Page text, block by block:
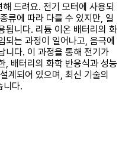
드려요. 전기 모터에 사용되
류에 따라 다를 수 있지만, 일
됩니다. 리튬 이온 배터리의 화
되는 과정이 일어나고, 음극에
니다. 이 과정을 통해 전기가
, 배터리의 화학 반응식과 성능
계되어 있으며, 최신 기술의
니다.